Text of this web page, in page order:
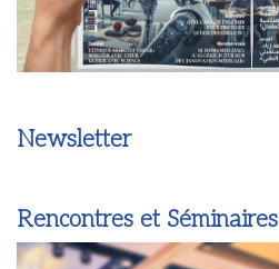
Newsletter
Rencontres et Séminaires